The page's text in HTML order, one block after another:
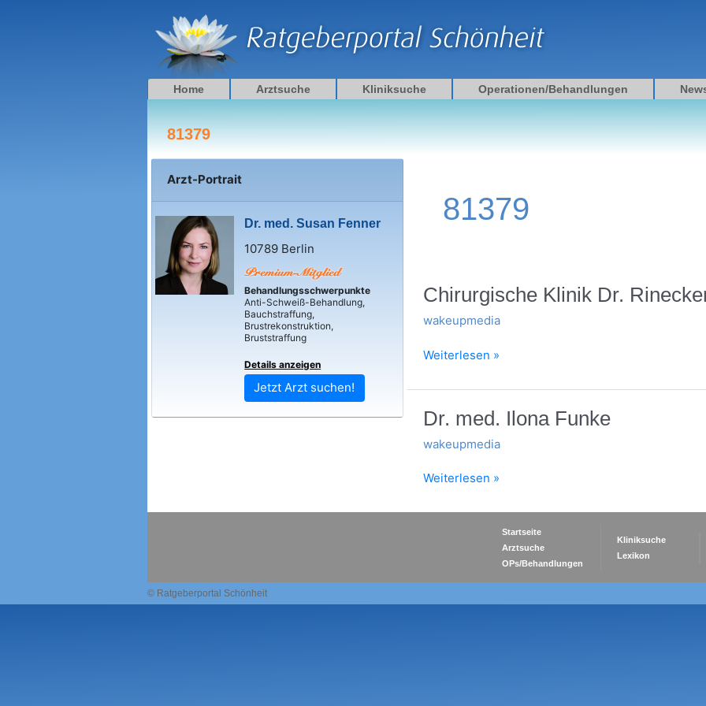
Home Arztsuche Kliniksuche Operationen/Behandlungen
81379
Arzt-Portrait
Dr. med. Susan Fenner
10789 Berlin
Behandlungsschwerpunkte
Anti-Schweiß-Behandlung,
Bauchstraffung,
Brustrekonstruktion,
Bruststraffung
Details anzeigen
Jetzt Arzt suchen!
81379
Chirurgische Klinik Dr.
wakeupmedia
Chirurgische
Klinik
Dr.
Weiterlesen »
Dr. med. Ilona Funke
wakeupmedia
Dr.
med.
Ilona
Weiterlesen »
Startseite
Arztsuche
OPs/Behandlungen
Kliniksuche
Lexikon
© Ratgeberportal Schönheit